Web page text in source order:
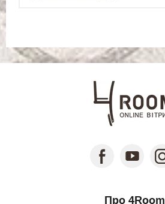
Про 4Room